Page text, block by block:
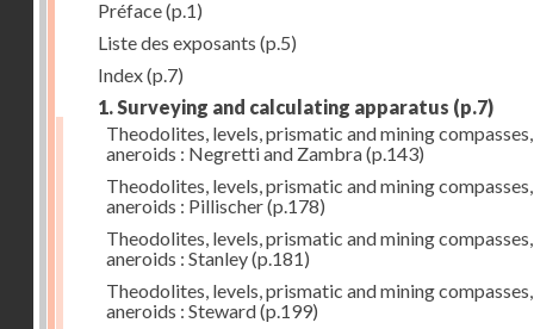
Préface(p.1)
Liste des exposants (p.5)
Index(p.7)
1. Surveying and calculating apparatus (p.7)
Theodolites, levels, prismatic and mining compasses,
aneroids : Negretti and Zambra(p.143)
Theodolites, levels, prismatic and mining compasses,
aneroids : Pillischer(p.178)
Theodolites, levels, prismatic and mining compasses,
aneroids : Stanley(p.181)
Theodolites, levels, prismatic and mining compasses,
aneroids : Steward(p.199)